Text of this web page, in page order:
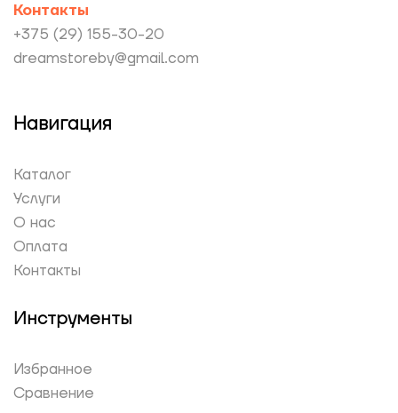
Контакты
+375 (29) 155-30-20
dreamstoreby@gmail.com
Навигация
Каталог
Услуги
О нас
Оплата
Контакты
Инструменты
Избранное
Сравнение